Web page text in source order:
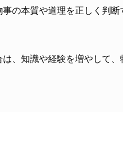
の本質や道理を正しく判
は、知識や経験を増やして